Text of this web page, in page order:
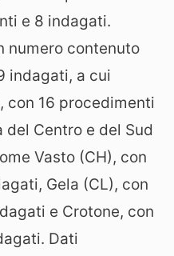
e 8 indagati.
numero contenuto
indagati, a cui
con 16 procedimenti
Centro e del Sud
Vasto (CH), con
Gela (CL), con
e Crotone, con
Dati